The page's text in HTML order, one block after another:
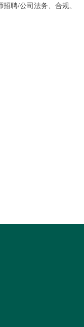
聘/公司法务、合规、